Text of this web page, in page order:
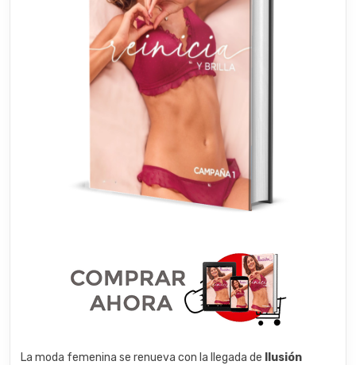
La moda femenina se renueva con la llegada de
Ilusión